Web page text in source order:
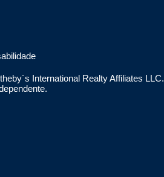
International Realty Affiliates LLC.